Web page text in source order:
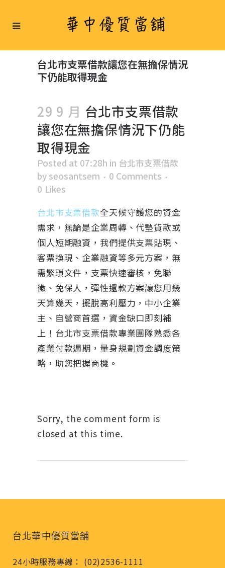
台北市支票借款讓您在無擔保情況
下仍能取得現金
29 9 月 台北市支票借款
讓您在無擔保情況下仍能
取得現金
Posted at 07:28h in 台北市支票借款
by seosantsem
0 Comments
0 Likes
台北市支票借款全天候守護您的資金
需求，無論是企業周轉、代墊貨款或
個人短期融資，我們提供支票貼現、
客票換現、企業融資等多元方案，無
需繁瑣文件，支票快速審核，免聯
徵、免保人，彈性還款方案讓您用幾
天算幾天，擺脫高利壓力，中小企業
主、自營商首選，資金缺口即刻補
上！台北市支票借款專業團隊熟悉各
產業付款週期，量身規劃資金調度策
略，助您把握商機。
Sorry, the comment form is
closed at this time.
台北華中優質當舖
24小時服務專線： (02)2536-1111